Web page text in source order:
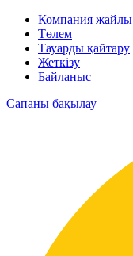
Компания жайлы
Төлем
Тауарды қайтару
Жеткізу
Байланыс
Сапаны бақылау